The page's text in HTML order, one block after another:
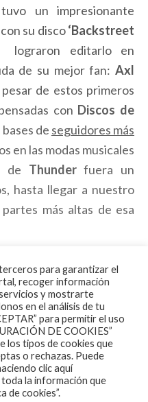
un impresionante
su disco‘Backstreet
lograron editarlo en
de su mejor fan: Axl
de estos primeros
con Discos de
de seguidores más
en las modas musicales
de Thunderfuera un
hasta llegar a nuestro
más altas de esa
ya
DopaminePR
para garantizar el
recoger información
y mostrarte
en el análisis de tu
para permitir el uso
DE COOKIES”
los tipos de cookies que
o rechazas. Puede
clic aquí
toda la información que
de cookies”.